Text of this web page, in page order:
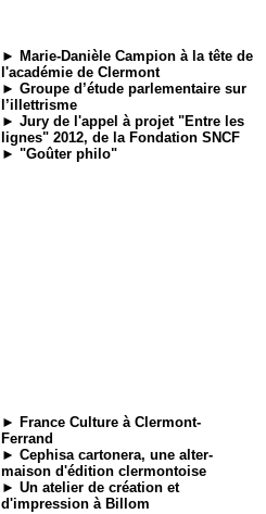
► Marie-Danièle Campion à la tête de
l'académie de Clermont
► Groupe d’étude parlementaire sur
l’illettrisme
► Jury de l'appel à projet "Entre les
lignes" 2012, de la Fondation SNCF
► "Goûter philo"
► France Culture à Clermont-
Ferrand
► Cephisa cartonera, une alter-
maison d'édition clermontoise
► Un atelier de création et
d'impression à Billom